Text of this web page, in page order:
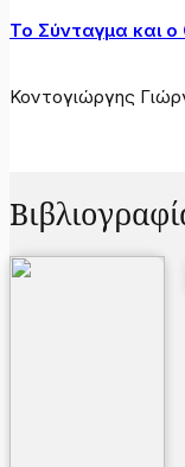
Το Σύνταγμα και
Κοντογιώργης